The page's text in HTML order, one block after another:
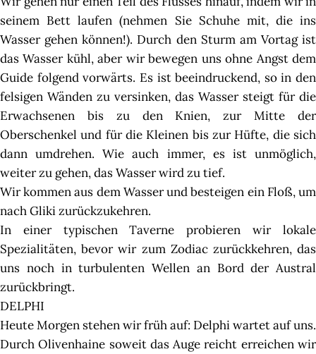
seinem Bett laufen (nehmen Sie Schuhe mit, die ins
Wasser gehen können!). Durch den Sturm am Vortag ist
das Wasser kühl, aber wir bewegen uns ohne Angst dem
Guide folgend vorwärts. Es ist beeindruckend, so in den
felsigen Wänden zu versinken, das Wasser steigt für die
Erwachsenen bis zu den Knien, zur Mitte der
Oberschenkel und für die Kleinen bis zur Hüfte, die sich
dann umdrehen. Wie auch immer, es ist unmöglich,
weiter zu gehen, das Wasser wird zu tief.
Wir kommen aus dem Wasser und besteigen ein Floß, um
nach Gliki zurückzukehren.
In einer typischen Taverne probieren wir lokale
Spezialitäten, bevor wir zum Zodiac zurückkehren, das
uns noch in turbulenten Wellen an Bord der Austral
zurückbringt.
DELPHI
Heute Morgen stehen wir früh auf: Delphi wartet auf uns.
Durch Olivenhaine soweit das Auge reicht erreichen wir